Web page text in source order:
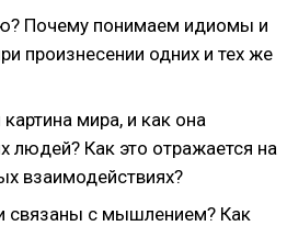
Почему понимаем идиомы и
произнесении одних и тех же
мира, и как она
людей? Как это отражается на
взаимодействиях?
связаны с мышлением? Как